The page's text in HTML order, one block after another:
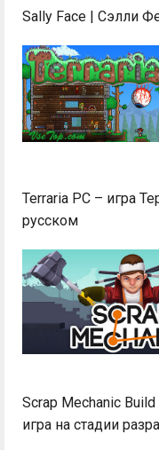
Sally Face | Сэлли
Terraria PC – игра
русском
Scrap Mechanic
игра на стадии